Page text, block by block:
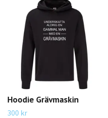
Hoodie Grävmaskin
300 kr